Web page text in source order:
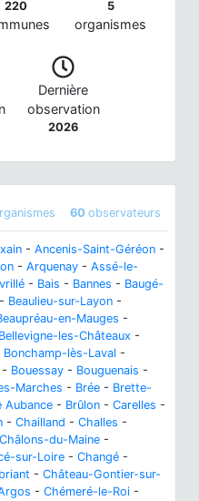
220 5
organismes
Dernière
observation
2026
60 observateurs
- Ancenis-Saint-Géréon -
- Arquenay - Assé-le-
- Bais - Bannes - Baugé-
- Beaulieu-sur-Layon -
en-Mauges -
Bellevigne-les-Châteaux -
Bonchamp-lès-Laval -
- Bouessay - Bouguenais -
Marches - Brée - Brette-
Aubance - Brûlon - Carelles -
- Chailland - Challes -
Châlons-du-Maine -
sur-Loire - Changé -
- Château-Gontier-sur-
- Chémeré-le-Roi -